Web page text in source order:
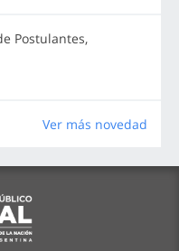
Postulantes,
Ver más novedad